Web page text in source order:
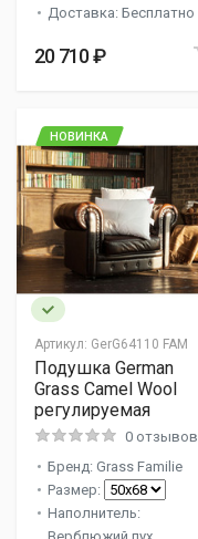
Доставка: Бесплатно
20 710 ₽
Артикул: GerG64110 FAM
НОВИНКА
Подушка German
Grass Camel Wool
регулируемая
0 отзывов
Бренд: Grass Familie
Размер:
Наполнитель: